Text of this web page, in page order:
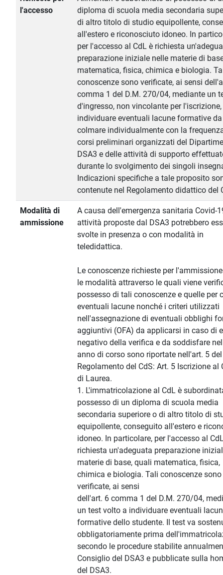
l'accesso
diploma di scuola media secondaria
di altro titolo di studio equipollente,
all'estero e riconosciuto idoneo. In
per l'accesso al CdL è richiesta
preparazione iniziale nelle materie di
matematica, fisica, chimica e biologia.
conoscenze sono verificate, ai sensi
comma 1 del D.M. 270/04, mediante un
d'ingresso, non vincolante per
individuare eventuali lacune formative da
colmare individualmente con la
corsi preliminari organizzati del
DSA3 e delle attività di supporto
durante lo svolgimento dei singoli
Indicazioni specifiche a tale proposito
contenute nel Regolamento didattico del
Modalità di
ammissione
A causa dell'emergenza sanitaria Covid-
attività proposte dal DSA3 potrebbero
svolte in presenza o con modalità in
teledidattica.
Le conoscenze richieste per
le modalità attraverso le quali viene
possesso di tali conoscenze e quelle per
eventuali lacune nonché i criteri utilizzati
nell'assegnazione di eventuali obblighi
aggiuntivi (OFA) da applicarsi in caso di
negativo della verifica e da soddisfare
anno di corso sono riportate nell'art. 5 del
Regolamento del CdS: Art. 5 Iscrizione al
di Laurea.
1. L'immatricolazione al CdL è
possesso di un diploma di scuola media
secondaria superiore o di altro titolo di
equipollente, conseguito all'estero e
idoneo. In particolare, per l'accesso al
richiesta un'adeguata preparazione
materie di base, quali matematica, fisica,
chimica e biologia. Tali conoscenze sono
verificate, ai sensi
dell'art. 6 comma 1 del D.M. 270/04,
un test volto a individuare eventuali
formative dello studente. Il test va
obbligatoriamente prima
secondo le procedure stabilite
Consiglio del DSA3 e pubblicate sulla
del DSA3.